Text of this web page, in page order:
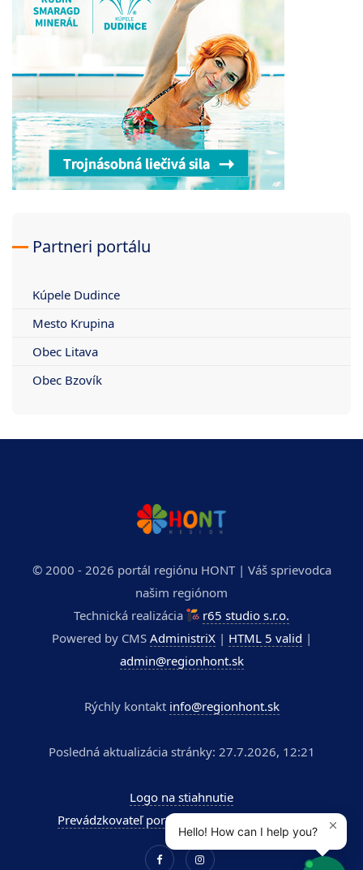
Partneri portálu
Kúpele Dudince
Mesto Krupina
Obec Litava
Obec Bzovík
© 2000 - 2026 portál regiónu HONT | Váš sprievodca
našim regiónom
Technická realizácia
r65 studio s.r.o.
Powered by CMS AdministriX| HTML 5 valid |
admin@regionhont.sk
Rýchly kontakt info@regionhont.sk
Posledná aktualizácia stránky: 27.7.2026, 12:21
Logo na stiahnutie
Prevádzkovateľ portálu - Kúpele Dudince a.s.